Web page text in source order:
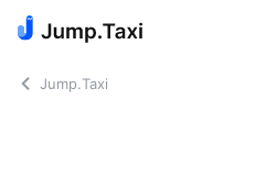
Jump.Taxi